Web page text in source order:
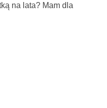
na lata? Mam dla